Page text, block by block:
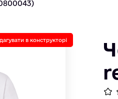
в конструкторі